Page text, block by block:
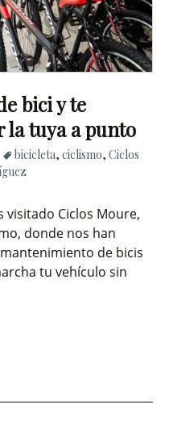
bici y te
la tuya a punto
bicicleta, ciclismo, Ciclos
visitado Ciclos Moure,
donde nos han
de bicis
tu vehículo sin